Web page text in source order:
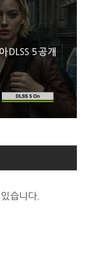
DLSS 5 공개
습니다.